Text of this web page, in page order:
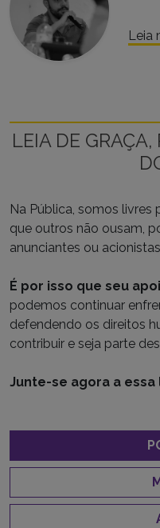
Leia
LEIA DE
Na Pública, somos livres
que outros não ousam,
anunciantes ou
É por isso que seu
podemos continuar
defendendo os direitos
contribuir e seja parte
Junte-se agora a essa